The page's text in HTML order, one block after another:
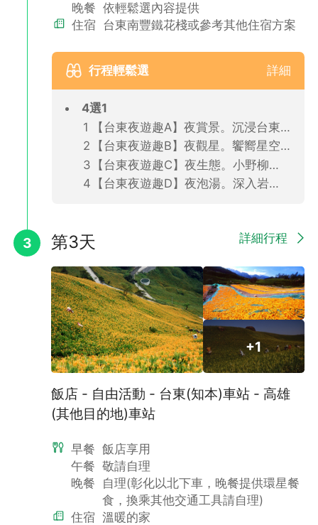
晚餐 依輕鬆選內容提供
住宿 台東南豐鐵花棧或參考其他住宿方案
行程輕鬆選 詳細
4選1
【台東夜遊趣A】夜賞景。沉浸台東百萬夜景點亮星空+聆聽布農部落人文之旅(飯店出發．2人成行．含晚餐)
【台東夜遊趣B】夜觀星。饗嚮星空浪漫銀河觀星+悠閒小酌之旅(飯店出發．2人成行．含晚餐)
【台東夜遊趣C】夜生態。小野柳生態冒險+入境都蘭理想國之旅(飯店出發．2人成行．含晚餐)
【台東夜遊趣D】夜泡湯。深入岩灣秘境+饗紅葉谷尋星廚房+漫步初鹿牧場之旅(飯店出發．2人成行．含晚餐)
3 第3天 詳細行程
+1
飯店 - 自由活動 - 台東(知本)車站 - 高雄
(其他目的地)車站
早餐 飯店享用
午餐 敬請自理
晚餐
自理(彰化以北下車，晚餐提供環星餐
食，換乘其他交通工具請自理)
住宿 溫暖的家